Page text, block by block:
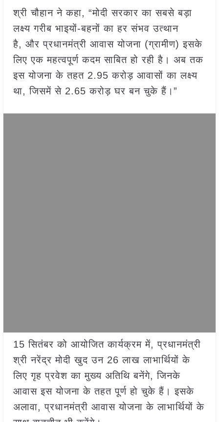
श्री चौहान ने कहा, “मोदी सरकार का सबसे बड़ा
लक्ष्य गरीब भाइयों-बहनों का हर संभव उत्थान
है, और प्रधानमंत्री आवास योजना (ग्रामीण) इसके
लिए एक महत्वपूर्ण कदम साबित हो रही है। अब तक
इस योजना के तहत 2.95 करोड़ आवासों का लक्ष्य
था, जिसमें से 2.65 करोड़ घर बन चुके हैं।”
15 सितंबर को आयोजित कार्यक्रम में, प्रधानमंत्री
श्री नरेंद्र मोदी खुद उन 26 लाख लाभार्थियों के
लिए गृह प्रवेश का मुख्य अतिथि बनेंगे, जिनके
आवास इस योजना के तहत पूर्ण हो चुके हैं। इसके
अलावा, प्रधानमंत्री आवास योजना के लाभार्थियों के